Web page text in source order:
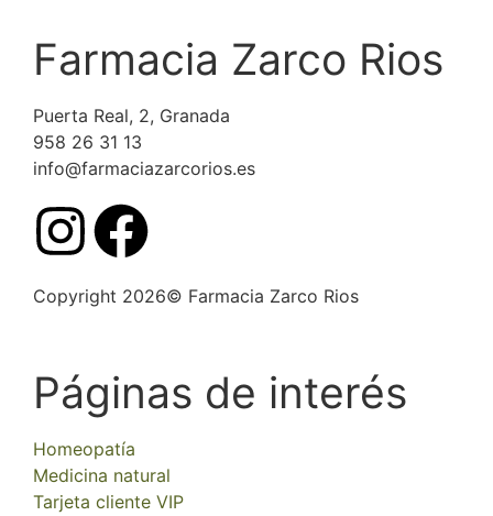
Farmacia Zarco Rios
Puerta Real, 2, Granada
958 26 31 13
info@farmaciazarcorios.es
Copyright 2026© Farmacia Zarco Rios
Páginas de interés
Homeopatía
Medicina natural
Tarjeta cliente VIP